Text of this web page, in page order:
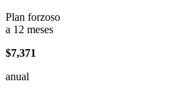
Plan forzoso
a 12 meses
$7,371
anual